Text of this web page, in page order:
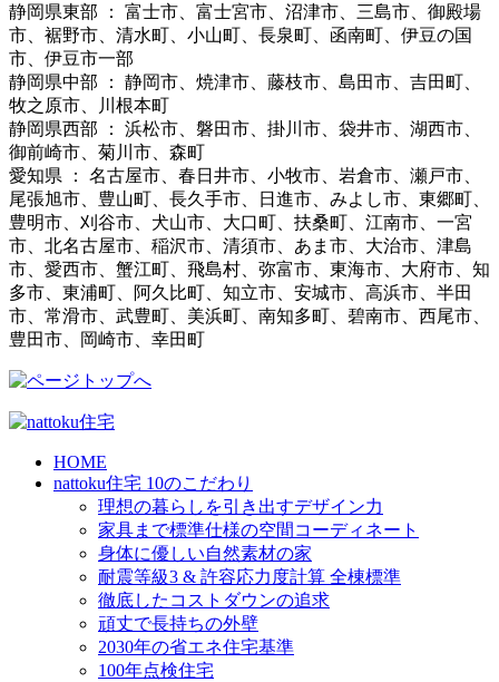
静岡県東部 ： 富士市、富士宮市、沼津市、三島市、御殿場
市、裾野市、清水町、小山町、長泉町、函南町、伊豆の国
市、伊豆市一部
静岡県中部 ： 静岡市、焼津市、藤枝市、島田市、吉田町、
牧之原市、川根本町
静岡県西部 ： 浜松市、磐田市、掛川市、袋井市、湖西市、
御前崎市、菊川市、森町
愛知県 ： 名古屋市、春日井市、小牧市、岩倉市、瀬戸市、
尾張旭市、豊山町、長久手市、日進市、みよし市、東郷町、
豊明市、刈谷市、犬山市、大口町、扶桑町、江南市、一宮
市、北名古屋市、稲沢市、清須市、あま市、大治市、津島
市、愛西市、蟹江町、飛島村、弥富市、東海市、大府市、知
多市、東浦町、阿久比町、知立市、安城市、高浜市、半田
市、常滑市、武豊町、美浜町、南知多町、碧南市、西尾市、
豊田市、岡崎市、幸田町
HOME
nattoku住宅 10のこだわり
理想の暮らしを引き出すデザイン力
家具まで標準仕様の空間コーディネート
身体に優しい自然素材の家
耐震等級3 & 許容応力度計算 全棟標準
徹底したコストダウンの追求
頑丈で長持ちの外壁
2030年の省エネ住宅基準
100年点検住宅